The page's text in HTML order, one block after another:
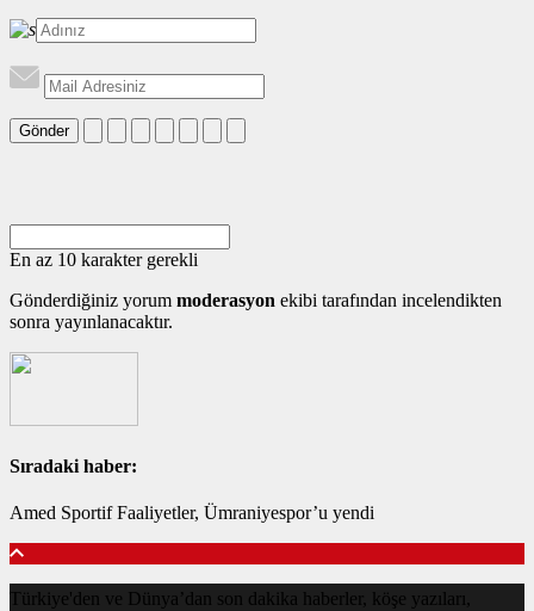
Gönder
En az 10 karakter gerekli
Gönderdiğiniz yorum moderasyon ekibi tarafından incelendikten
sonra yayınlanacaktır.
Sıradaki haber:
Amed Sportif Faaliyetler, Ümraniyespor’u yendi
Türkiye'den ve Dünya’dan son dakika haberler, köşe yazıları,